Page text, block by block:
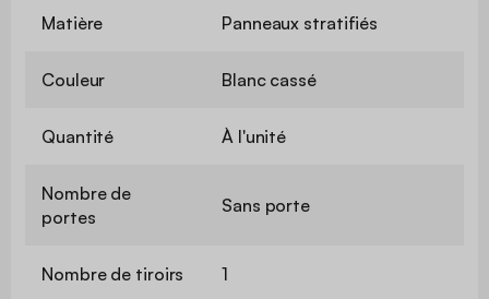
Matière Panneaux stratifiés
Couleur Blanc cassé
Quantité À l'unité
Nombre de
portes
Sans porte
Nombre de tiroirs 1